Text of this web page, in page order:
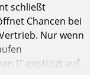
schließt
Chancen bei
Nur wenn
IT-gestützt auf.